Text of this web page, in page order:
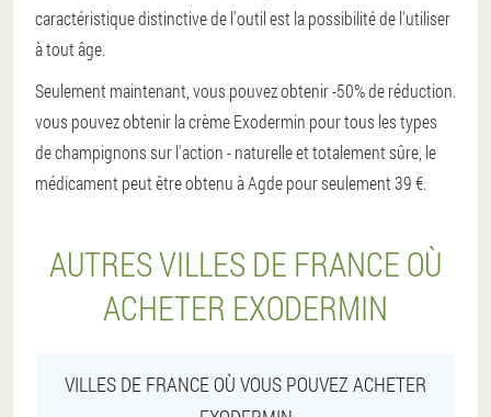
caractéristique distinctive de l'outil est la possibilité de l'utiliser
à tout âge.
Seulement maintenant, vous pouvez obtenir -50% de réduction.
vous pouvez obtenir la crème Exodermin pour tous les types
de champignons sur l'action - naturelle et totalement sûre, le
médicament peut être obtenu à Agde pour seulement 39 €.
AUTRES VILLES DE FRANCE OÙ
ACHETER EXODERMIN
VILLES DE FRANCE OÙ VOUS POUVEZ ACHETER